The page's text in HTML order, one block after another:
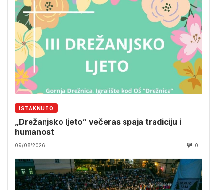
ISTAKNUTO
„Drežanjsko ljeto“ večeras spaja tradiciju i
humanost
09/08/2026 0